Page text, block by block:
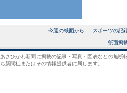
今週の紙面から スポーツの記
紙面掲
あさひかわ新聞に掲載の記事・写真・図表などの無断
ち新聞社またはその情報提供者に属します。